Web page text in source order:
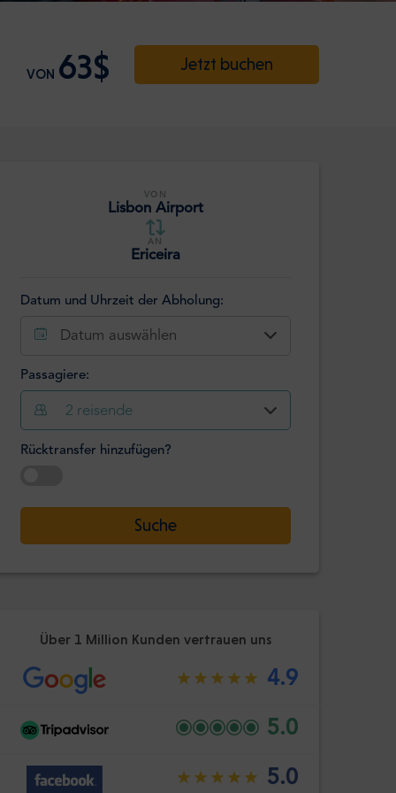
VON 63$ Jetzt buchen
VON
Lisbon Airport
AN
Ericeira
Datum und Uhrzeit der Abholung:
Datum auswählen
Stunde
:
Minute
Passagiere:
2 reisende
Rücktransfer hinzufügen?
Suche
Über 1 Million Kunden vertrauen uns
4.9
5.0
5.0